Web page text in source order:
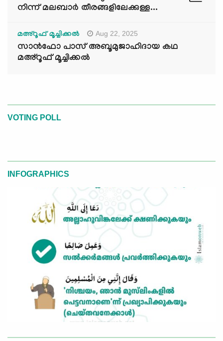
നിന്ന് മലബാർ തീരങ്ങളിലേക്കുള്ള...
മഅ്റൂഫ് മൂച്ചിക്കല്‍ Aug 22, 2025
സാൻഫോ പാസ് അബൂമുജാഹിദായ കഥ
മഅ്റൂഫ് മൂച്ചിക്കല്‍
VOTING POLL
INFOGRAPHICS